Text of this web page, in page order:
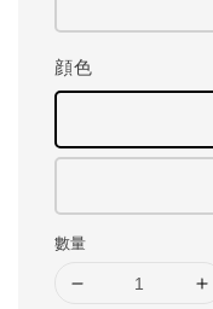
顔色
數量